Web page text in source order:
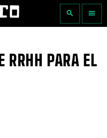
search menu
RRHH PARA EL